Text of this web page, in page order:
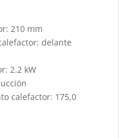
210 mm
delante
2.2 kW
calefactor: 175,0